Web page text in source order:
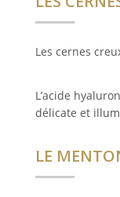
Les cernes
L’acide
délicate et
LE